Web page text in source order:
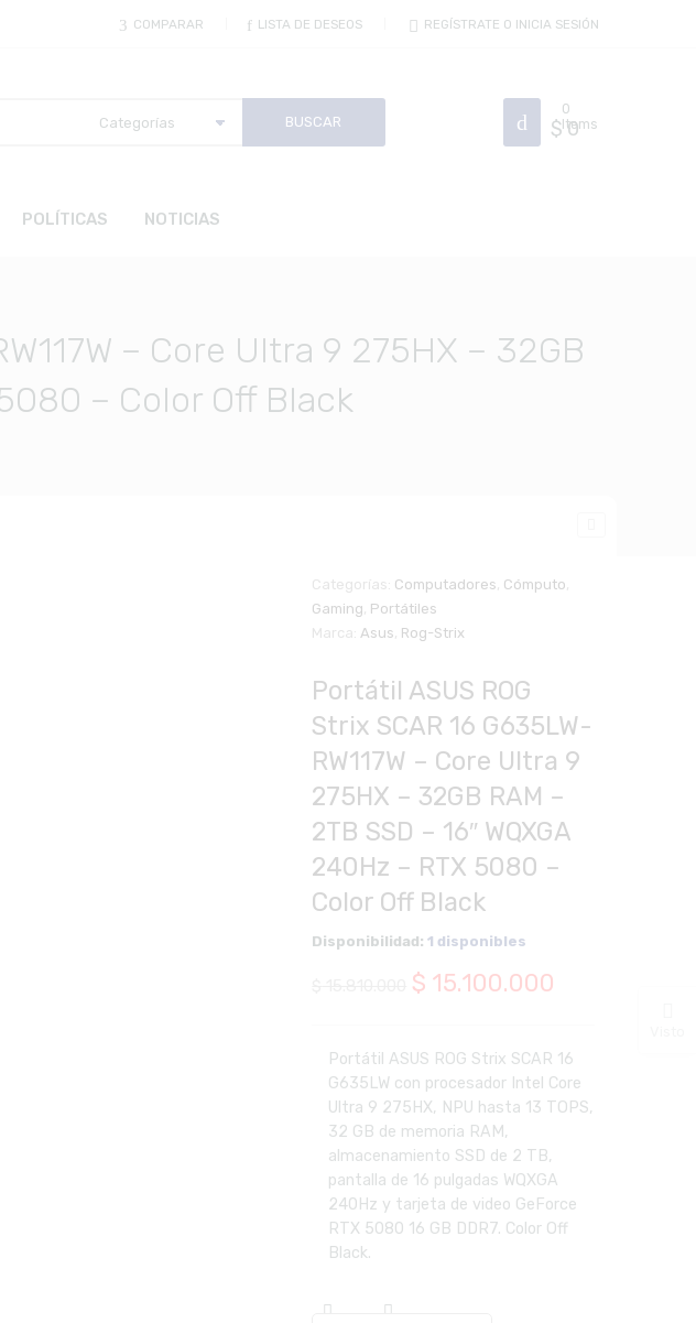
COMPARAR LISTA DE DESEOS REGÍSTRATE O INICIA SESIÓN
0
Items
$0
POLÍTICAS NOTICIAS
– Core Ultra 9 275HX – 32GB
– Color Off Black
Categorías: Computadores, Cómputo,
Gaming, Portátiles
Marca:Asus, Rog-Strix
Portátil ASUS ROG
Strix SCAR 16 G635LW-
RW117W – Core Ultra 9
275HX – 32GB RAM –
2TB SSD – 16″ WQXGA
240Hz – RTX 5080 –
Color Off Black
Disponibilidad: 1 disponibles
El
original
era:
$ 15.810.000.
$ 15.100.000
actual
es:
Portátil ASUS ROG Strix SCAR 16
G635LW con procesador Intel Core
Ultra 9 275HX, NPU hasta 13 TOPS,
32 GB de memoria RAM,
almacenamiento SSD de 2 TB,
pantalla de 16 pulgadas WQXGA
240Hz y tarjeta de video GeForce
RTX 5080 16 GB DDR7. Color Off
Black.